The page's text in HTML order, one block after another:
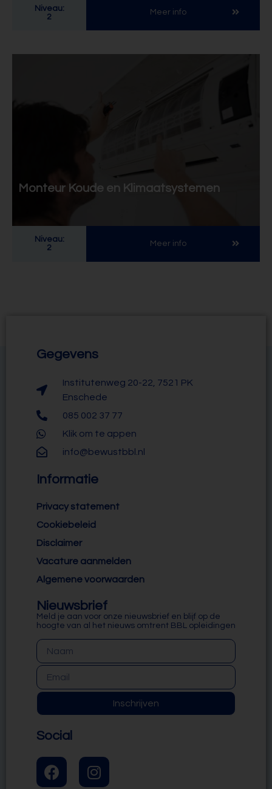
Niveau:
2
Meer info
Monteur Koude en Klimaatsystemen
Niveau:
2
Meer info
Gegevens
Institutenweg 20-22, 7521 PK
Enschede
085 002 37 77
Klik om te appen
info@bewustbbl.nl
Informatie
Privacy statement
Cookiebeleid
Disclaimer
Vacature aanmelden
Algemene voorwaarden
Nieuwsbrief
Meld je aan voor onze nieuwsbrief en blijf op de
hoogte van al het nieuws omtrent BBL opleidingen
Inschrijven
Social